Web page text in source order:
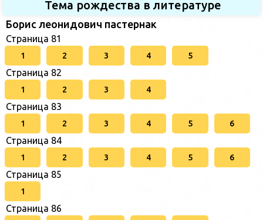
Тема рождества в литературе
Борис леонидович пастернак
Страница 81
1 2 3 4 5
Страница 82
1 2 3 4
Страница 83
1 2 3 4 5 6
Страница 84
1 2 3 4 5 6
Страница 85
1
Страница 86